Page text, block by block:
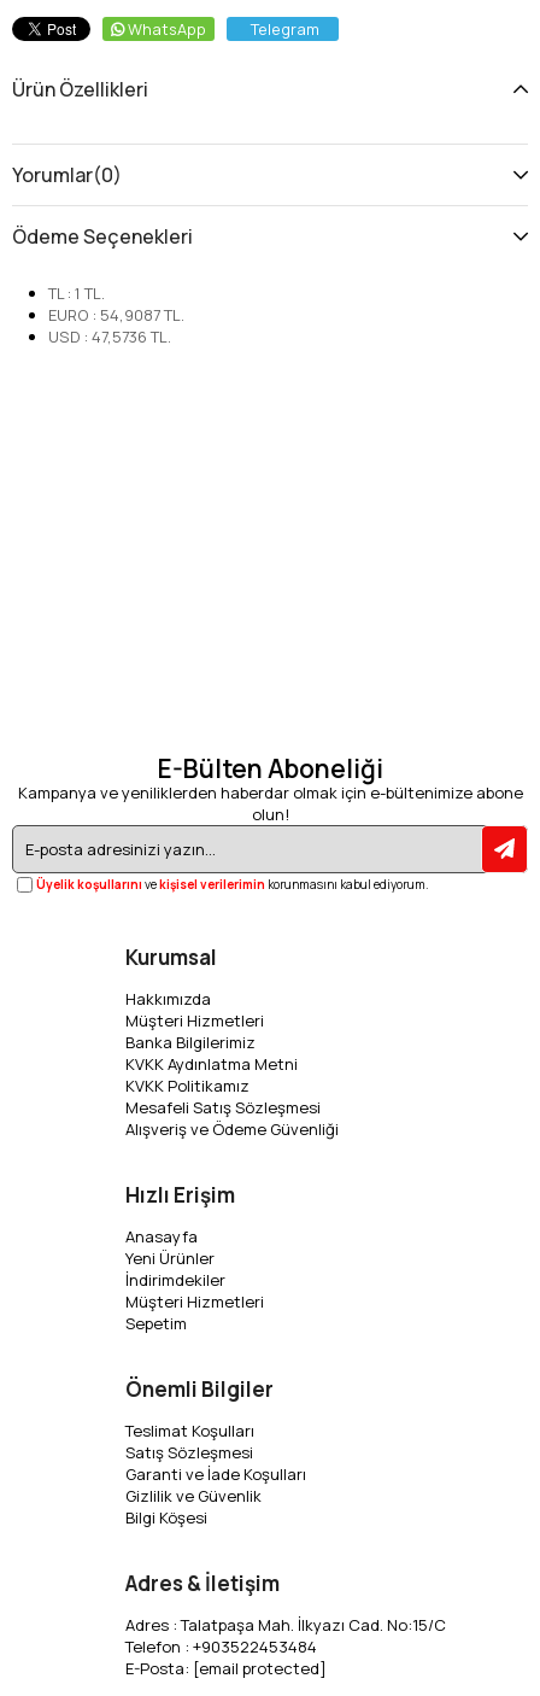
WhatsApp Telegram
Ürün Özellikleri
Yorumlar(0)
Ödeme Seçenekleri
TL: 1TL.
EURO : 54,9087TL.
USD : 47,5736TL.
E-Bülten Aboneliği
Kampanya ve yeniliklerden haberdar olmak için e-bültenimize abone
olun!
Üyelik koşullarını vekişisel verilerimin korunmasını kabul ediyorum.
Kurumsal
Hakkımızda
Müşteri Hizmetleri
Banka Bilgilerimiz
KVKK Aydınlatma Metni
KVKK Politikamız
Mesafeli Satış Sözleşmesi
Alışveriş ve Ödeme Güvenliği
Hızlı Erişim
Anasayfa
Yeni Ürünler
İndirimdekiler
Müşteri Hizmetleri
Sepetim
Önemli Bilgiler
Teslimat Koşulları
Satış Sözleşmesi
Garanti ve İade Koşulları
Gizlilik ve Güvenlik
Bilgi Köşesi
Adres & İletişim
Adres : Talatpaşa Mah. İlkyazı Cad. No:15/C
Telefon : +903522453484
E-Posta: [email protected]